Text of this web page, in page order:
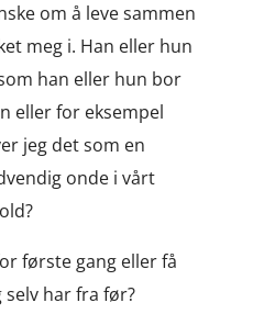
om å leve sammen
meg i. Han eller hun
han eller hun bor
eller for eksempel
jeg det som en
onde i vårt
første gang eller få
har fra før?